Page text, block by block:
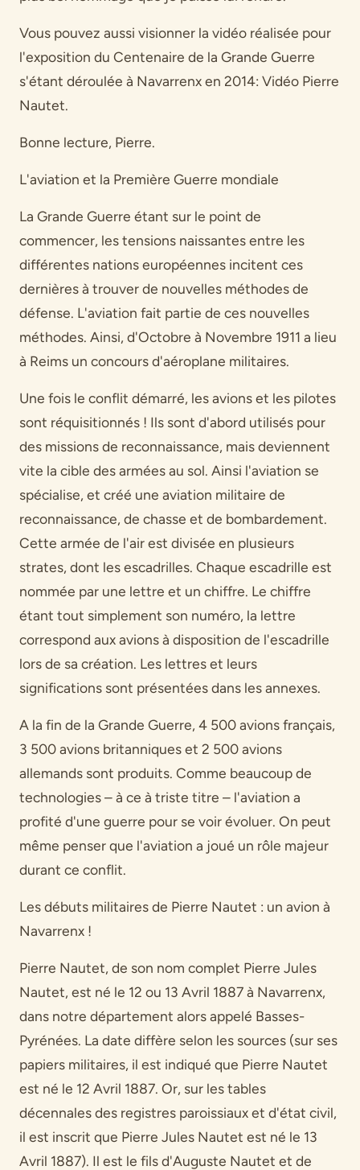
Vous pouvez aussi visionner la vidéo réalisée pour
l'exposition du Centenaire de la Grande Guerre
s'étant déroulée à Navarrenx en 2014: Vidéo Pierre
Nautet.
Bonne lecture, Pierre.
L'aviation et la Première Guerre mondiale
La Grande Guerre étant sur le point de
commencer, les tensions naissantes entre les
différentes nations européennes incitent ces
dernières à trouver de nouvelles méthodes de
défense. L'aviation fait partie de ces nouvelles
méthodes. Ainsi, d'Octobre à Novembre 1911 a lieu
à Reims un concours d'aéroplane militaires.
Une fois le conflit démarré, les avions et les pilotes
sont réquisitionnés ! Ils sont d'abord utilisés pour
des missions de reconnaissance, mais deviennent
vite la cible des armées au sol. Ainsi l'aviation se
spécialise, et créé une aviation militaire de
reconnaissance, de chasse et de bombardement.
Cette armée de l'air est divisée en plusieurs
strates, dont les escadrilles. Chaque escadrille est
nommée par une lettre et un chiffre. Le chiffre
étant tout simplement son numéro, la lettre
correspond aux avions à disposition de l'escadrille
lors de sa création. Les lettres et leurs
significations sont présentées dans les annexes.
A la fin de la Grande Guerre, 4 500 avions français,
3 500 avions britanniques et 2 500 avions
allemands sont produits. Comme beaucoup de
technologies – à ce à triste titre – l'aviation a
profité d'une guerre pour se voir évoluer. On peut
même penser que l'aviation a joué un rôle majeur
durant ce conflit.
Les débuts militaires de Pierre Nautet : un avion à
Navarrenx !
Pierre Nautet, de son nom complet Pierre Jules
Nautet, est né le 12 ou 13 Avril 1887 à Navarrenx,
dans notre département alors appelé Basses-
Pyrénées. La date diffère selon les sources (sur ses
papiers militaires, il est indiqué que Pierre Nautet
est né le 12 Avril 1887. Or, sur les tables
décennales des registres paroissiaux et d'état civil,
il est inscrit que Pierre Jules Nautet est né le 13
Avril 1887). Il est le fils d'Auguste Nautet et de